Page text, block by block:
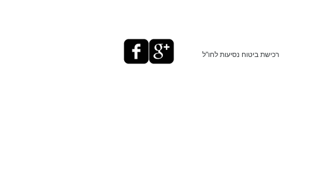
רכישת ביטוח נסיעות לחו"ל